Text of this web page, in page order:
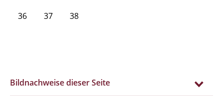
36 37 38
Bildnachweise dieser Seite